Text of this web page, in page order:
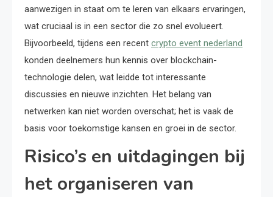
aanwezigen in staat om te leren van elkaars ervaringen,
wat cruciaal is in een sector die zo snel evolueert.
Bijvoorbeeld, tijdens een recent crypto event nederland
konden deelnemers hun kennis over blockchain-
technologie delen, wat leidde tot interessante
discussies en nieuwe inzichten. Het belang van
netwerken kan niet worden overschat; het is vaak de
basis voor toekomstige kansen en groei in de sector.
Risico’s en uitdagingen bij
het organiseren van